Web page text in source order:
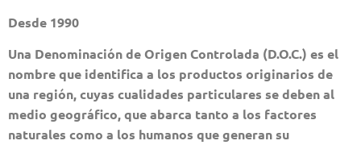
Desde 1990
Una Denominación de Origen Controlada (D.O.C.) es el
nombre que identifica a los productos originarios de
una región, cuyas cualidades particulares se deben al
medio geográfico, que abarca tanto a los factores
naturales como a los humanos que generan su